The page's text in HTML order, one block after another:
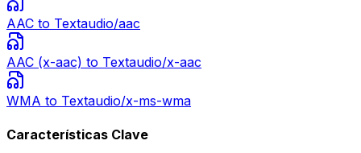
AAC to Textaudio/aac
AAC (x-aac) to Textaudio/x-aac
WMA to Textaudio/x-ms-wma
Características Clave